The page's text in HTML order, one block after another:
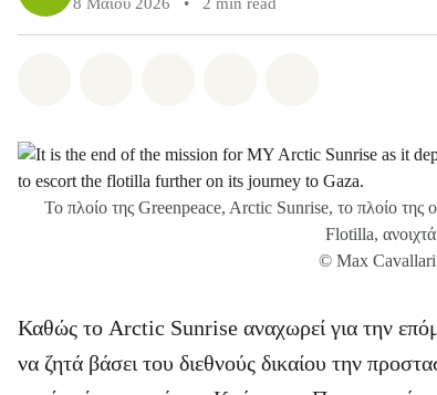
Το πλοίο της Greenpeace, Arctic Sunrise, το πλοίο
Flotilla,
© Max Cavallari
Καθώς το Arctic Sunrise αναχωρεί για την
να ζητά βάσει του διεθνούς δικαίου την